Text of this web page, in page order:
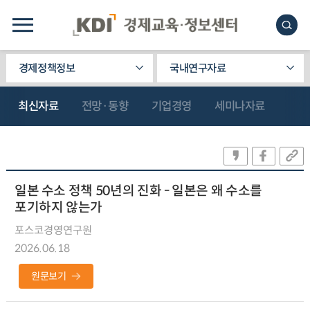
경제정책정보 국내연구자료
최신자료 전망·동향 기업경영 세미나자료
일본 수소 정책 50년의 진화 - 일본은 왜 수소를
포기하지 않는가
포스코경영연구원
2026.06.18
원문보기